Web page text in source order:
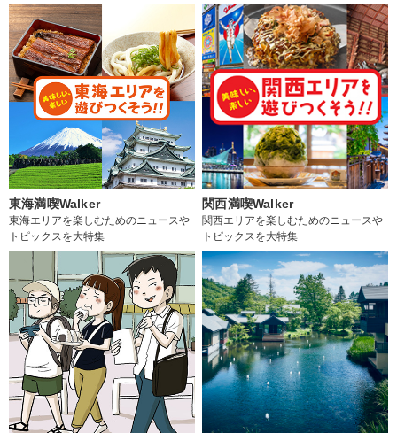
東海満喫Walker
東海エリアを楽しむためのニュースや
トピックスを大特集
関西満喫Walker
関西エリアを楽しむためのニュースや
トピックスを大特集